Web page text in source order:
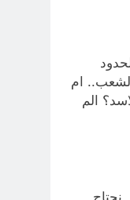
ام
الم
نحتاج